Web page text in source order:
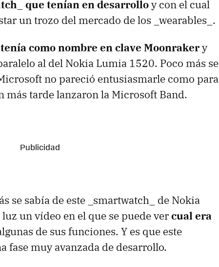
que tenían en desarrolloy con el cual
un trozo del mercado de los _wearables_.
como nombre en clave Moonrakery
al del Nokia Lumia 1520. Poco más se
no pareció entusiasmarle como para
tarde lanzaron la Microsoft Band.
se sabía de este _smartwatch_ de Nokia
un vídeo en el que se puede vercual era
de sus funciones. Y es que este
fase muy avanzada de desarrollo.